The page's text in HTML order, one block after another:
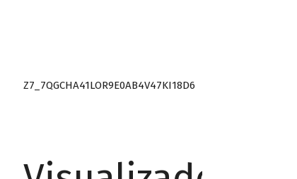
Z7_7QGCHA41LOR9E0AB4V47KI18D6